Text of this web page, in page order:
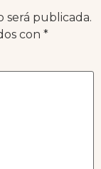
será publicada.
con *